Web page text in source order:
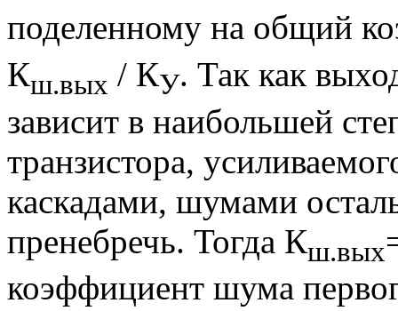
поделенному на общий
Кш.вых / КУ. Так как
зависит в наибольшей
транзистора,
каскадами, шумами
пренебречь. Тогда Кш.вых
коэффициент шума